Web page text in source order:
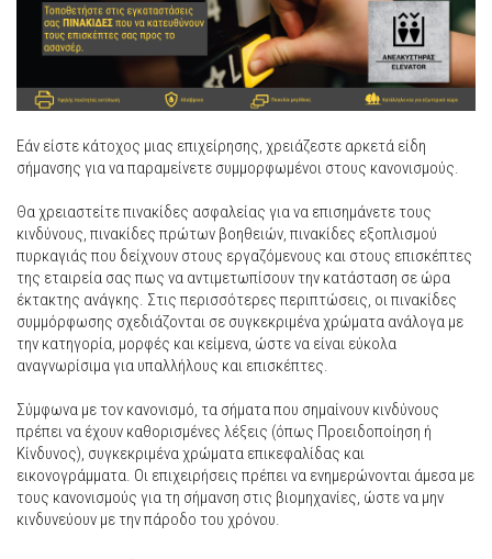
Εάν είστε κάτοχος μιας επιχείρησης, χρειάζεστε αρκετά είδη
σήμανσης για να παραμείνετε συμμορφωμένοι στους κανονισμούς.
Θα χρειαστείτε πινακίδες ασφαλείας για να επισημάνετε τους
κινδύνους, πινακίδες πρώτων βοηθειών, πινακίδες εξοπλισμού
πυρκαγιάς που δείχνουν στους εργαζόμενους και στους επισκέπτες
της εταιρεία σας πως να αντιμετωπίσουν την κατάσταση σε ώρα
έκτακτης ανάγκης. Στις περισσότερες περιπτώσεις, οι πινακίδες
συμμόρφωσης σχεδιάζονται σε συγκεκριμένα χρώματα ανάλογα με
την κατηγορία, μορφές και κείμενα, ώστε να είναι εύκολα
αναγνωρίσιμα για υπαλλήλους και επισκέπτες.
Σύμφωνα με τον κανονισμό, τα σήματα που σημαίνουν κινδύνους
πρέπει να έχουν καθορισμένες λέξεις (όπως Προειδοποίηση ή
Κίνδυνος), συγκεκριμένα χρώματα επικεφαλίδας και
εικονογράμματα. Οι επιχειρήσεις πρέπει να ενημερώνονται άμεσα με
τους κανονισμούς για τη σήμανση στις βιομηχανίες, ώστε να μην
κινδυνεύουν με την πάροδο του χρόνου.